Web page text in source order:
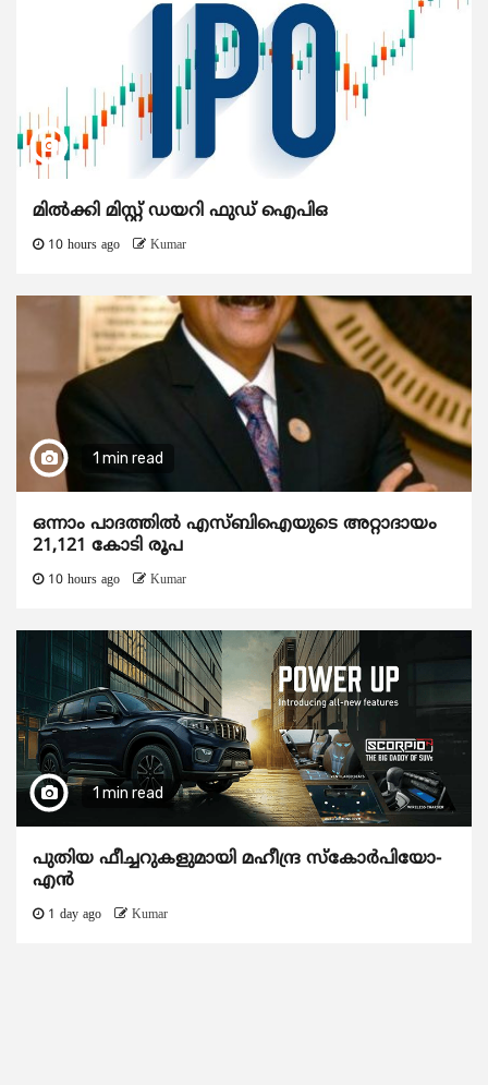
മിൽക്കി മിസ്റ്റ് ഡയറി ഫുഡ് ഐപിഒ
10 hours ago Kumar
1 min read
ഒന്നാം പാദത്തിൽ എസ്ബിഐയുടെ അറ്റാദായം
21,121 കോടി രൂപ
10 hours ago Kumar
1 min read
പുതിയ ഫീച്ചറുകളുമായി മഹീന്ദ്ര സ്കോർപിയോ-
എൻ
1 day ago Kumar